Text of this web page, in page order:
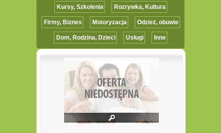
Kursy, Szkolenia Rozrywka, Kultura
Firmy, Biznes Motoryzacja Odzież, obuwie
Dom, Rodzina, Dzieci Usługi Inne